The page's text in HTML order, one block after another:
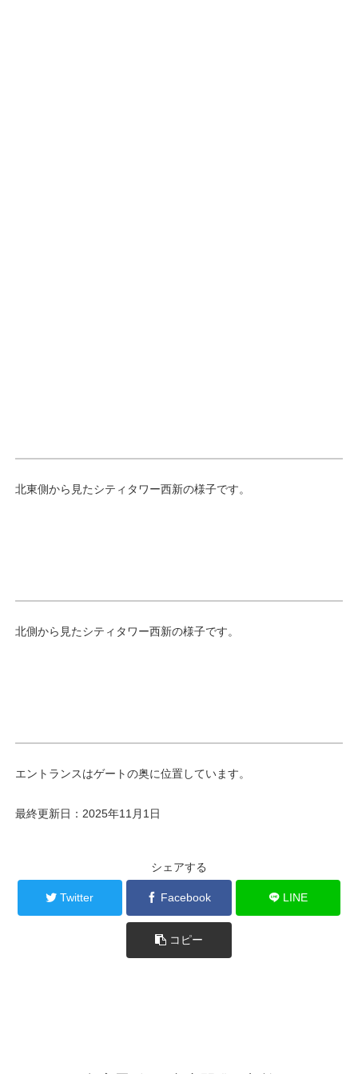
北東側から見たシティタワー西新の様子です。
北側から見たシティタワー西新の様子です。
エントランスはゲートの奥に位置しています。
最終更新日：2025年11月1日
シェアする
Twitter Facebook LINE
コピー